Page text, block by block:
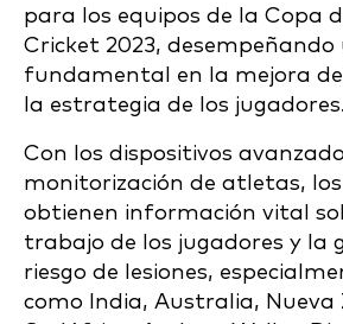
para los equipos de la Copa
Cricket 2023, desempeñando
fundamental en la mejora
la estrategia de los jugadores.
Con los dispositivos
monitorización de atletas,
obtienen información vital
trabajo de los jugadores y la
riesgo de lesiones,
como India, Australia, Nueva